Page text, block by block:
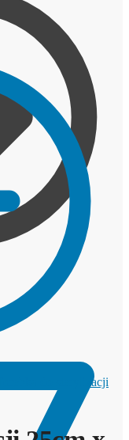
Torebka do sterylizacji